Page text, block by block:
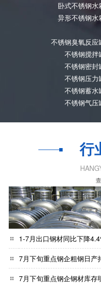
卧式不锈钢水
异形不锈钢水
不锈钢臭氧反应
不锈钢搅拌
不锈钢密封
不锈钢压力
不锈钢蓄水
不锈钢气压
行
1-7月出口钢材同比下降
7月下旬重点钢企粗钢日产
7月下旬重点钢企钢材库存